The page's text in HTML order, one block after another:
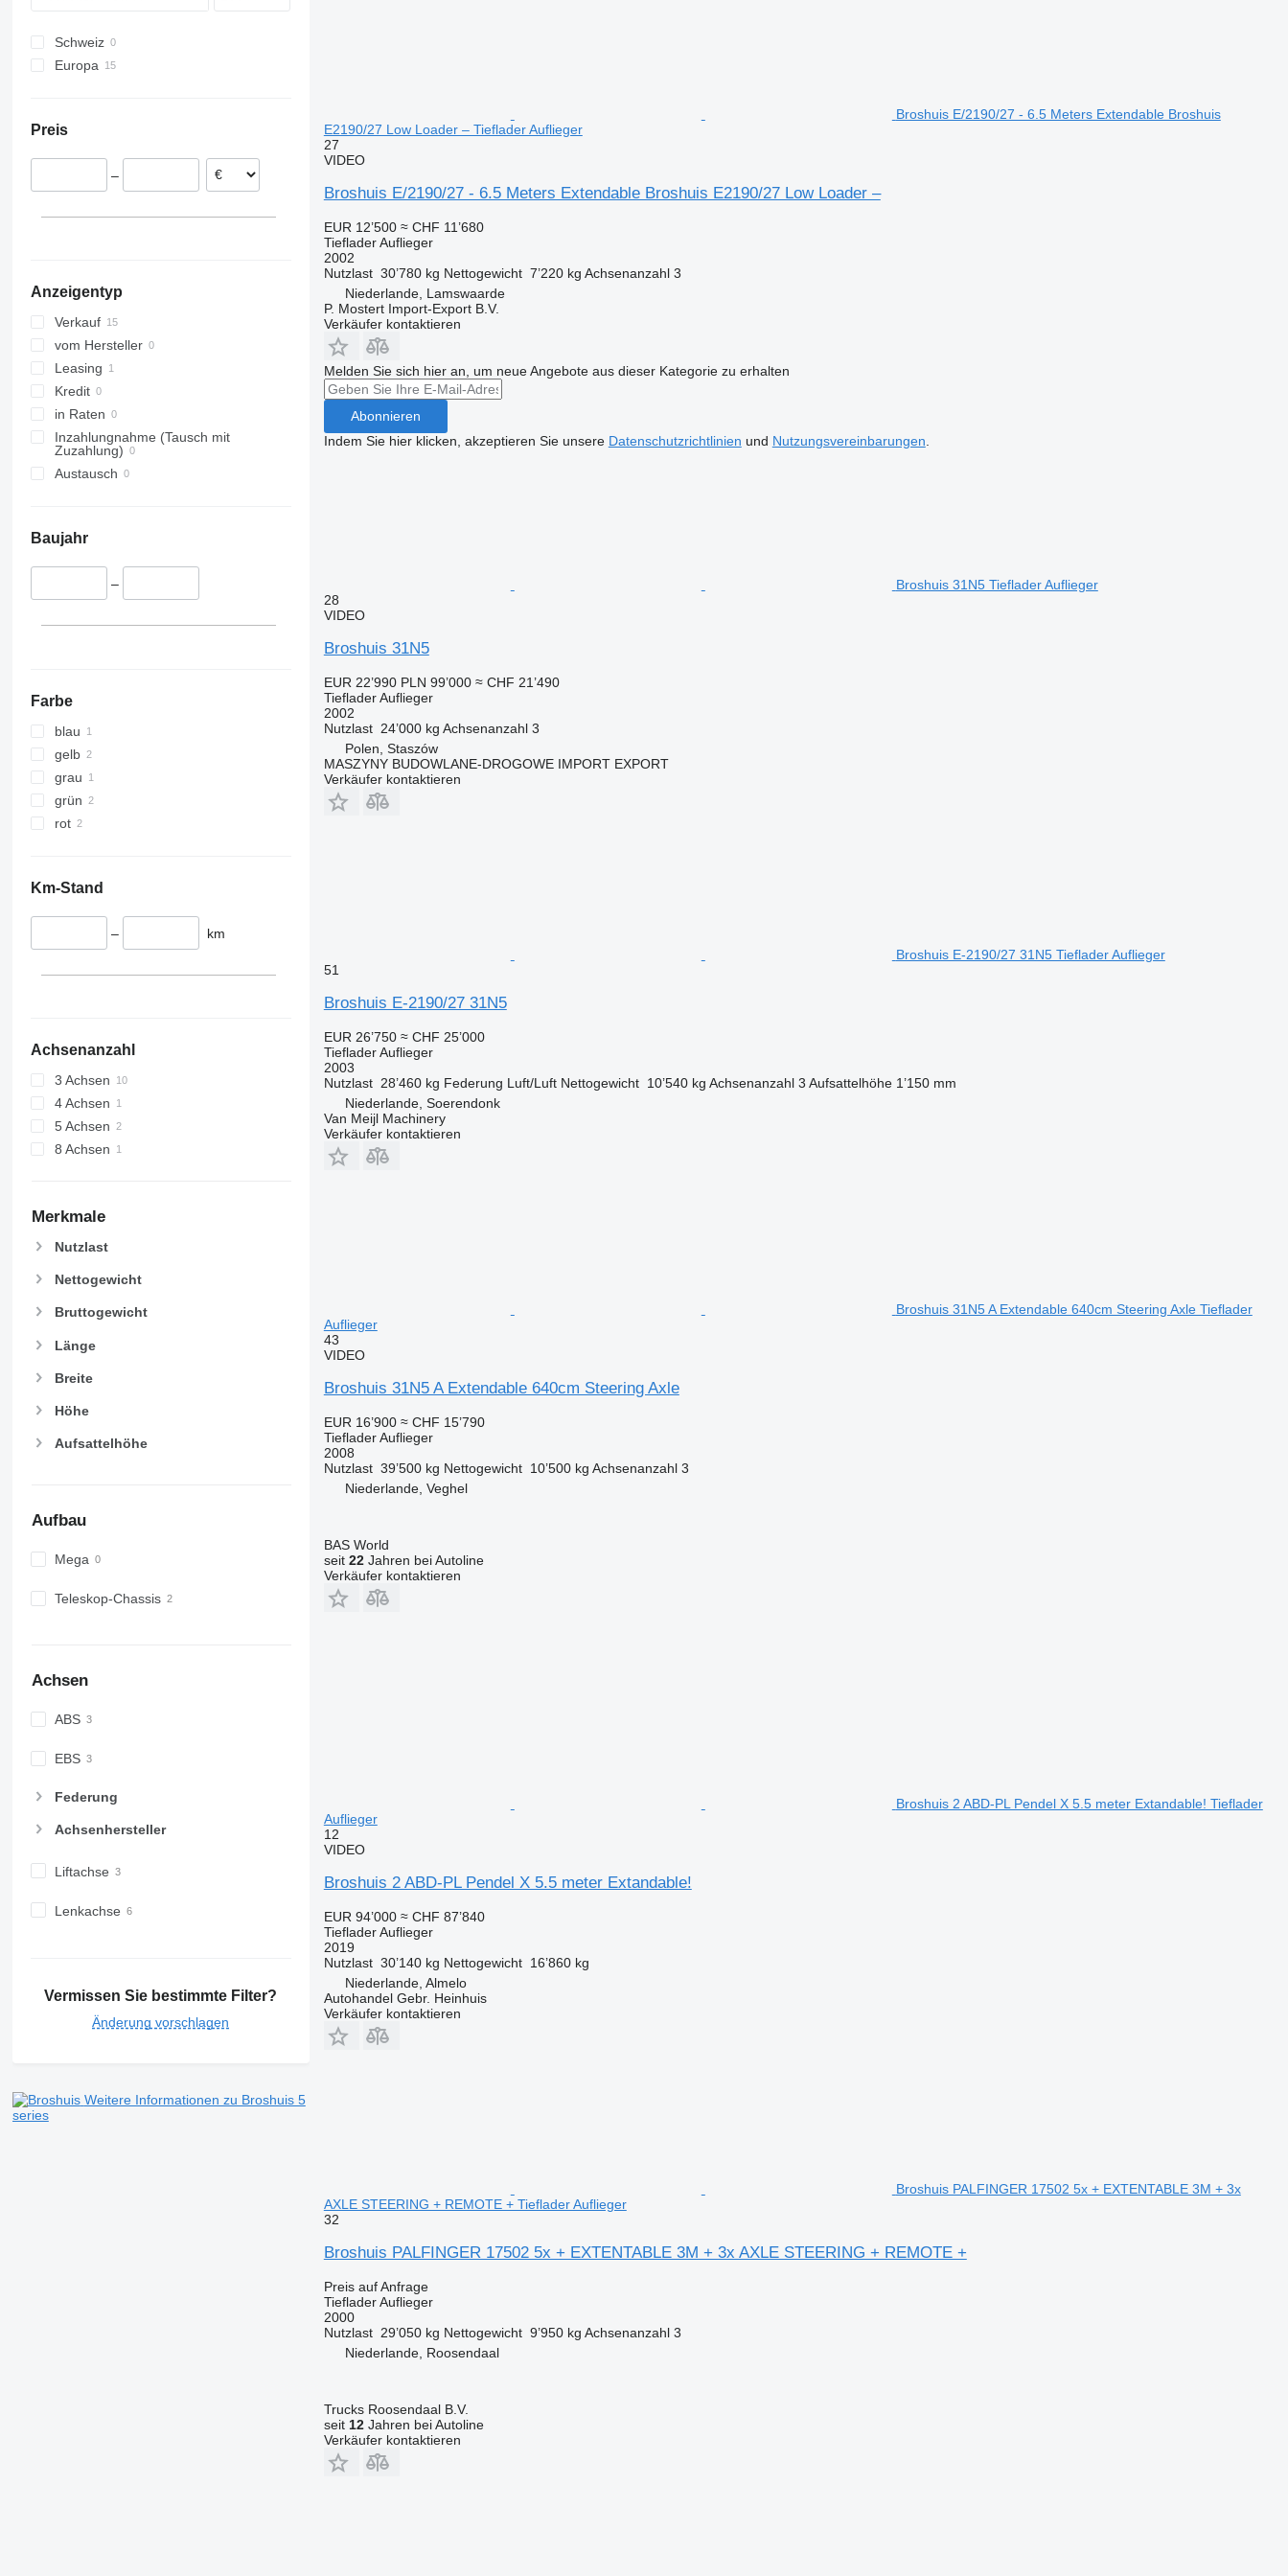
Schweiz
Europa
Lettland
Preis
–
Anzeigentyp
Verkauf
vom Hersteller
Leasing
Kredit
in Raten
Inzahlungnahme (Tausch mit
Zuzahlung)
Austausch
Baujahr
–
Farbe
blau
gelb
grau
grün
rot
Km-Stand
– km
Achsenanzahl
3 Achsen
4 Achsen
5 Achsen
8 Achsen
Merkmale
Nutzlast
Nettogewicht
Bruttogewicht
Länge
Breite
Höhe
Aufsattelhöhe
Aufbau
Mega
Teleskop-Chassis
Achsen
ABS
EBS
Federung
Achsenhersteller
Liftachse
Lenkachse
Vermissen Sie bestimmte Filter?
Änderung vorschlagen
Weitere Informationen zu Broshuis 5
series
Broshuis E/2190/27 - 6.5 Meters Extendable Broshuis
E2190/27 Low Loader – Tieflader Auflieger
27
VIDEO
Broshuis E/2190/27 - 6.5 Meters Extendable Broshuis E2190/27 Low Loader –
EUR 12’500 ≈ CHF 11’680
Tieflader Auflieger
2002
Nutzlast 30’780 kg Nettogewicht 7’220 kg Achsenanzahl 3
Niederlande, Lamswaarde
P. Mostert Import-Export B.V.
Verkäufer kontaktieren
Melden Sie sich hier an, um neue Angebote aus dieser Kategorie zu erhalten
Abonnieren
Indem Sie hier klicken, akzeptieren Sie unsere Datenschutzrichtlinien und Nutzungsvereinbarungen
Broshuis 31N5 Tieflader Auflieger
28
VIDEO
Broshuis 31N5
EUR 22’990 PLN 99’000 ≈ CHF 21’490
Tieflader Auflieger
2002
Nutzlast 24’000 kg Achsenanzahl 3
Polen, Staszów
MASZYNY BUDOWLANE-DROGOWE IMPORT EXPORT
Verkäufer kontaktieren
Broshuis E-2190/27 31N5 Tieflader Auflieger
51
Broshuis E-2190/27 31N5
EUR 26’750 ≈ CHF 25’000
Tieflader Auflieger
2003
Nutzlast 28’460 kg Federung Luft/Luft Nettogewicht 10’540 kg Achsenanzahl 3 Aufsattelhöhe 1’150 mm
Niederlande, Soerendonk
Van Meijl Machinery
Verkäufer kontaktieren
Broshuis 31N5 A Extendable 640cm Steering Axle Tieflader
Auflieger
43
VIDEO
Broshuis 31N5 A Extendable 640cm Steering Axle
EUR 16’900 ≈ CHF 15’790
Tieflader Auflieger
2008
Nutzlast 39’500 kg Nettogewicht 10’500 kg Achsenanzahl 3
Niederlande, Veghel
BAS World
seit 22Jahren bei Autoline
Verkäufer kontaktieren
Broshuis 2 ABD-PL Pendel X 5.5 meter Extandable! Tieflader
Auflieger
12
VIDEO
Broshuis 2 ABD-PL Pendel X 5.5 meter Extandable!
EUR 94’000 ≈ CHF 87’840
Tieflader Auflieger
2019
Nutzlast 30’140 kg Nettogewicht 16’860 kg
Niederlande, Almelo
Autohandel Gebr. Heinhuis
Verkäufer kontaktieren
Broshuis PALFINGER 17502 5x + EXTENTABLE 3M + 3x
AXLE STEERING + REMOTE + Tieflader Auflieger
32
Broshuis PALFINGER 17502 5x + EXTENTABLE 3M + 3x AXLE STEERING + REMOTE +
Preis auf Anfrage
Tieflader Auflieger
2000
Nutzlast 29’050 kg Nettogewicht 9’950 kg Achsenanzahl 3
Niederlande, Roosendaal
Trucks Roosendaal B.V.
seit 12Jahren bei Autoline
Verkäufer kontaktieren